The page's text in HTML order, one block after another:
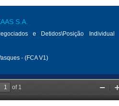
S.A.
e Detidos\Posição
- (FCA V1)